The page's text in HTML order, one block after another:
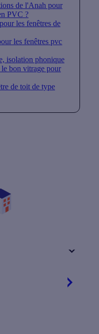
de l'Anah pour
PVC ?
les fenêtres de
les fenêtres pvc
isolation phonique
bon vitrage pour
de toit de type